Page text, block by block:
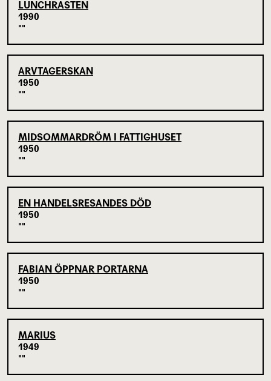
LUNCHRASTEN
1990
ARVTAGERSKAN
1950
MIDSOMMARDRÖM I FATTIGHUSET
1950
EN HANDELSRESANDES DÖD
1950
FABIAN ÖPPNAR PORTARNA
1950
MARIUS
1949